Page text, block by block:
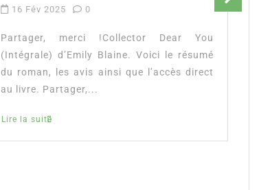
16 Fév 2025 0
Partager, merci !Collector Dear You
(Intégrale) d’Emily Blaine. Voici le résumé
du roman, les avis ainsi que l’accès direct
au livre. Partager,...
Lire la suite